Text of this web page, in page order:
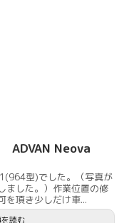
Neova
型)でした。（写真が
ました。）作業位置の修
を頂き少しだけ車...
読む